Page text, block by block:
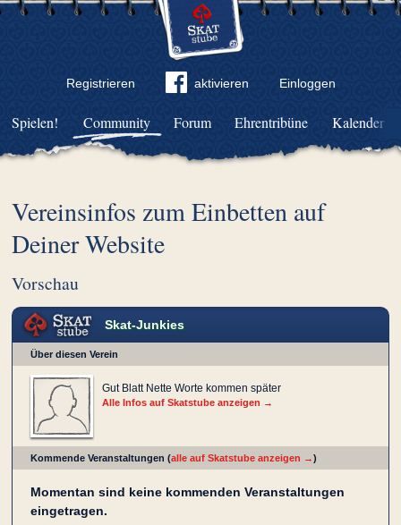
Registrieren aktivieren Einloggen
Community Forum Ehrentribüne Kalender
Spielen!
Vereinsinfos zum Einbetten auf
Deiner Website
Vorschau
Skat-Junkies
Über diesen Verein
Gut Blatt Nette Worte kommen später
Alle Infos auf Skatstube anzeigen →
Kommende Veranstaltungen (alle auf Skatstube anzeigen →)
Momentan sind keine kommenden Veranstaltungen
eingetragen.